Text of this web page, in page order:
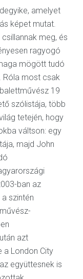
amelyet
képet mutat.
meg, és
ragyogó
mögött tudó
Róla most csak
19
szólistája, több
tetején, hogy
váltson: egy
majd John
ban az
szintén
azt
a London City
együttesnek is